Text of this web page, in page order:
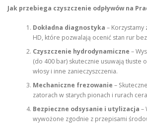
Jak przebiega czyszczenie odpływów na
Dokładna diagnostyka – Korzystamy
HD, które pozwalają ocenić stan rur
Czyszczenie hydrodynamiczne –
(do 400 bar) skutecznie usuwają tłuste
włosy i inne zanieczyszczenia.
Mechaniczne frezowanie –
zatorach w starych pionach i rurach
Bezpieczne odsysanie i utylizacja –
wywożone zgodnie z przepisami